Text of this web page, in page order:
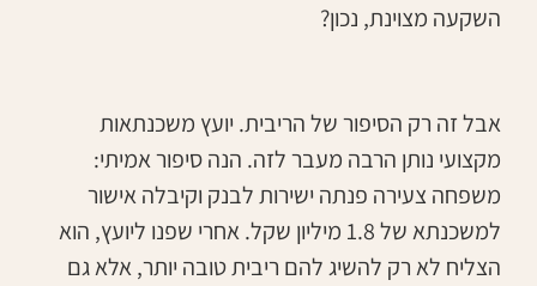
השקעה מצוינת, נכון?
אבל זה רק הסיפור של הריבית. יועץ משכנתאות
מקצועי נותן הרבה מעבר לזה. הנה סיפור אמיתי:
משפחה צעירה פנתה ישירות לבנק וקיבלה אישור
למשכנתא של 1.8 מיליון שקל. אחרי שפנו ליועץ, הוא
הצליח לא רק להשיג להם ריבית טובה יותר, אלא גם